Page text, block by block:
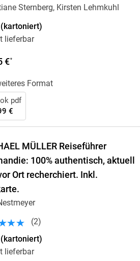
Sternberg, Kirsten Lehmkuhl
(kartoniert)
lieferbar
€*
Format
pdf
€
MÜLLER Reiseführer
100% authentisch, aktuell
Ort recherchiert. Inkl.
(2)
(kartoniert)
lieferbar